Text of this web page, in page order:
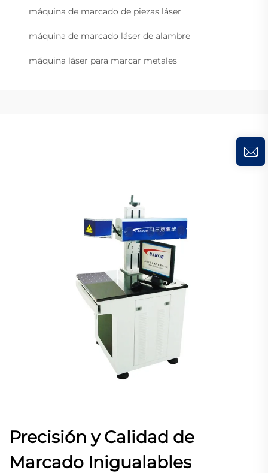
máquina de marcado de piezas láser
máquina de marcado láser de alambre
máquina láser para marcar metales
Precisión y Calidad de
Marcado Inigualables